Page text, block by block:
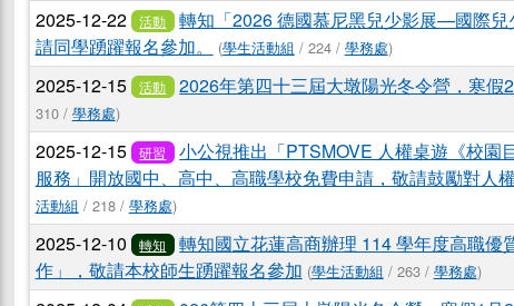
2025-12-22 活動
轉知「2026 德國慕尼黑兒少影展—國際兒
請同學踴躍報名參加。
(學生活動組 / 224 / 學務處)
2025-12-15 活動 2026年第四十三屆大墩陽光冬令營，寒假
310 / 學務處)
2025-12-15 研習
小公視推出「PTSMOVE 人權桌遊《校園
服務」開放國中、高中、高職學校免費申請，敬請鼓勵對人
活動組 / 218 / 學務處)
2025-12-10 轉知
轉知國立花蓮高商辦理 114 學年度高職
作」，敬請本校師生踴躍報名參加 (學生活動組 / 263 / 學務處)